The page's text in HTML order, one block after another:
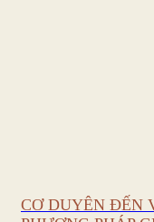
CƠ DUYÊN ĐẾN